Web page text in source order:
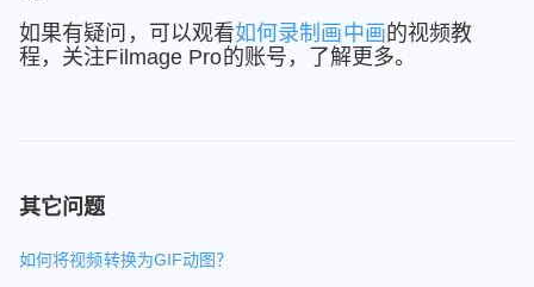
如果有疑问，可以观看如何录制画中画的视频教
程，关注Filmage Pro的账号，了解更多。
其它问题
如何将视频转换为GIF动图？